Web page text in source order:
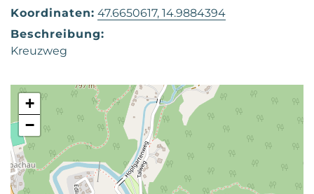
Koordinaten: 47.6650617, 14.9884394
Beschreibung:
Kreuzweg
+
−